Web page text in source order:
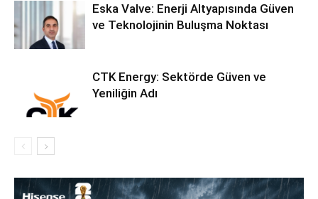
Eska Valve: Enerji Altyapısında Güven
ve Teknolojinin Buluşma Noktası
CTK Energy: Sektörde Güven ve
Yeniliğin Adı